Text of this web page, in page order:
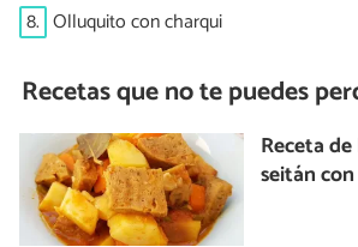
8. Olluquito con charqui
Recetas que no te puedes
Receta
seitán